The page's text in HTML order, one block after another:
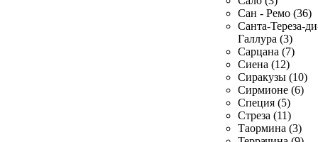
Сан - Ремо (36)
Санта-Тереза-
Галлура (3)
Сарцана (7)
Сиена (12)
Сиракузы (10)
Сирмионе (6)
Специя (5)
Стреза (11)
Таормина (3)